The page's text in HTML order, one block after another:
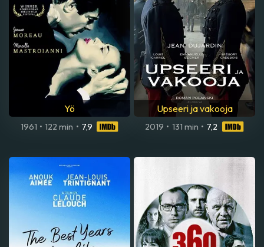
Yö
1961 • 122 min • 7,9
Upseeri ja vakooja
2019 • 131 min • 7,2